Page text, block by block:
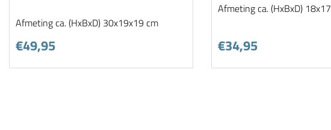
Afmeting ca. (HxBxD) 30x19x19 cm
€49,95
Afmeting ca. (HxBxD)
€34,95